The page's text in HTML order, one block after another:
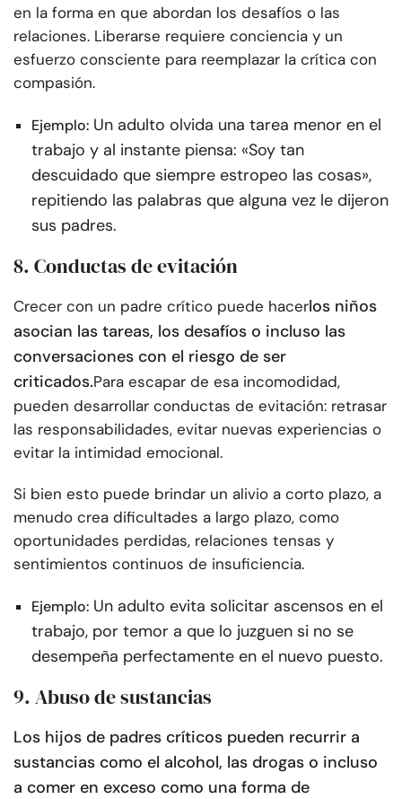
en la forma en que abordan los desafíos o las
relaciones. Liberarse requiere conciencia y un
esfuerzo consciente para reemplazar la crítica con
compasión.
Ejemplo: Un adulto olvida una tarea menor en el
trabajo y al instante piensa: «Soy tan
descuidado que siempre estropeo las cosas»,
repitiendo las palabras que alguna vez le dijeron
sus padres.
8. Conductas de evitación
Crecer con un padre crítico puede hacerlos niños
asocian las tareas, los desafíos o incluso las
conversaciones con el riesgo de ser
criticados.Para escapar de esa incomodidad,
pueden desarrollar conductas de evitación: retrasar
las responsabilidades, evitar nuevas experiencias o
evitar la intimidad emocional.
Si bien esto puede brindar un alivio a corto plazo, a
menudo crea dificultades a largo plazo, como
oportunidades perdidas, relaciones tensas y
sentimientos continuos de insuficiencia.
Ejemplo: Un adulto evita solicitar ascensos en el
trabajo, por temor a que lo juzguen si no se
desempeña perfectamente en el nuevo puesto.
9. Abuso de sustancias
Los hijos de padres críticos pueden recurrir a
sustancias como el alcohol, las drogas o incluso
a comer en exceso como una forma de